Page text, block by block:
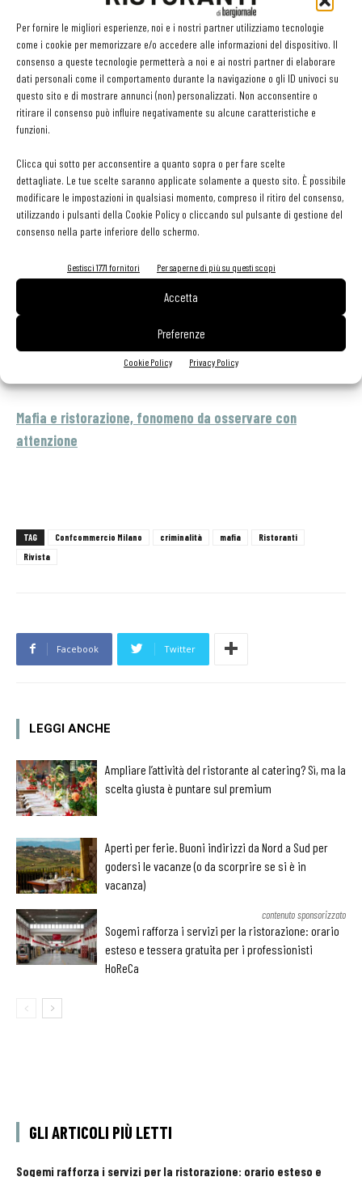
Per fornire le migliori esperienze, noi e i nostri partner utilizziamo tecnologie
come i cookie per memorizzare e/o accedere alle informazioni del dispositivo. Il
consenso a queste tecnologie permetterà a noi e ai nostri partner di elaborare
dati personali come il comportamento durante la navigazione o gli ID univoci su
questo sito e di mostrare annunci (non) personalizzati. Non acconsentire o
ritirare il consenso può influire negativamente su alcune caratteristiche e
funzioni.
Clicca qui sotto per acconsentire a quanto sopra o per fare scelte
dettagliate. Le tue scelte saranno applicate solamente a questo sito. È possibile
modificare le impostazioni in qualsiasi momento, compreso il ritiro del consenso,
utilizzando i pulsanti della Cookie Policy o cliccando sul pulsante di gestione del
consenso nella parte inferiore dello schermo.
Gestisci 1771 fornitori Per saperne di più su questi scopi
Accetta
Preferenze
Cookie Policy Privacy Policy
«L’usura è uno strumento cui ricorre chi ha bisogno e spesso c’è
vergogna ad ammetterlo - spiega Peserico -. Noi cerchiamo di
motivare l’imprenditore a denunciare, perché una volta che
denuncia ci sono norme che lo tutelano. Il 90% degli intervistati
afferma che ricorrerebbe alla denuncia, ma nella realtà poi la
dimensione del fenomeno. Dalle investigazioni delle procure però
emerge che ci sono numeri importanti. E dalla nostra indagine
emerge che i danneggiamenti, che spesso sono il reato spia
dell’usura e dell’estorsione, sono in gran crescita».
Leggi qui altri articoli recenti su criminalità e ristorazione
Mafia e ristorazione, fonomeno da osservare con
attenzione
TAG Confcommercio Milano criminalità mafia
Ristoranti
Rivista
Facebook Twitter
LEGGI ANCHE
Ampliare l’attività del ristorante al catering? Sì, ma la
scelta giusta è puntare sul premium
Aperti per ferie. Buoni indirizzi da Nord a Sud per
godersi le vacanze (o da scorprire se si è in
vacanza)
contenuto sponsorizzato
Sogemi rafforza i servizi per la ristorazione: orario
esteso e tessera gratuita per i professionisti
HoReCa
GLI ARTICOLI PIÙ LETTI
Sogemi rafforza i servizi per la ristorazione: orario esteso e